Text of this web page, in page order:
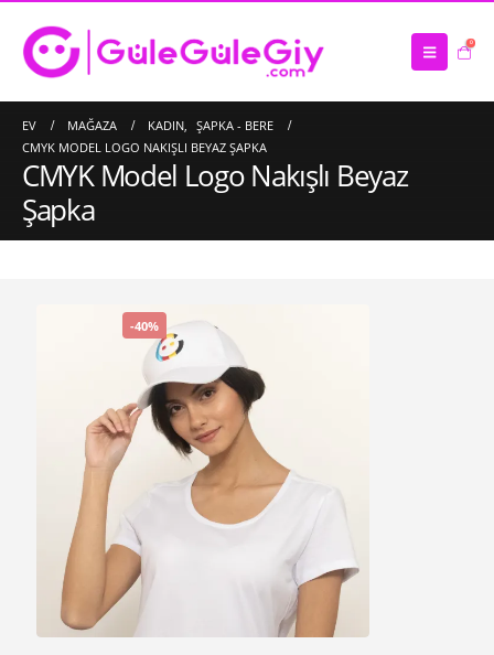
0
EV MAĞAZA KADIN, ŞAPKA - BERE
CMYK MODEL LOGO NAKIŞLI BEYAZ ŞAPKA
CMYK Model Logo Nakışlı Beyaz
Şapka
-40%